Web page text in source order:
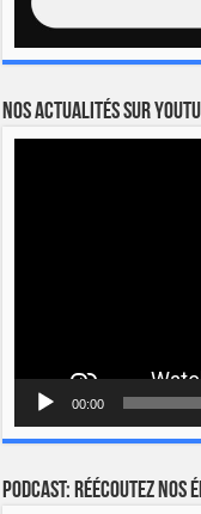
Nos actualités sur
00:00
Podcast: Réécoutez nos